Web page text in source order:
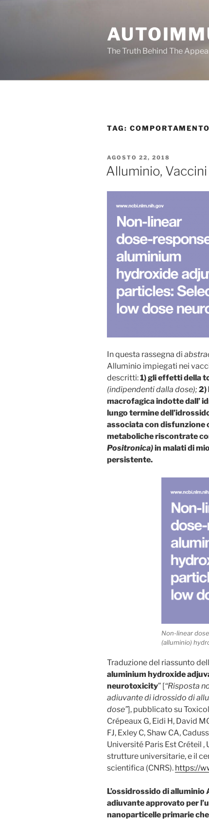
The Truth Behind The
TAG:
PUBBLICATO
IL
AGOSTO 22, 2018
Alluminio,
In questa rassegna di
Alluminio impiegati nei
descritti:1)gli effetti della
(indipendenti dalla dose); 2)
macrofagica indotte dall’
lungo termine
associata con disfunzione
metaboliche riscontrate
Positronica)in malati di
persistente.
Non-linear
(alluminio)
Traduzione del riassunto
aluminium hydroxide
neurotoxicity” [“Risposta
adiuvante di idrossido di
dose”], pubblicato su
Crépeaux G, Eidi H, David
FJ, Exley C, Shaw CA,
Université Paris Est Créteil ,
strutture universitarie, e il
scientifica (CNRS). https://
L’ossidrossido di
adiuvante approvato per
nanoparticelle primarie